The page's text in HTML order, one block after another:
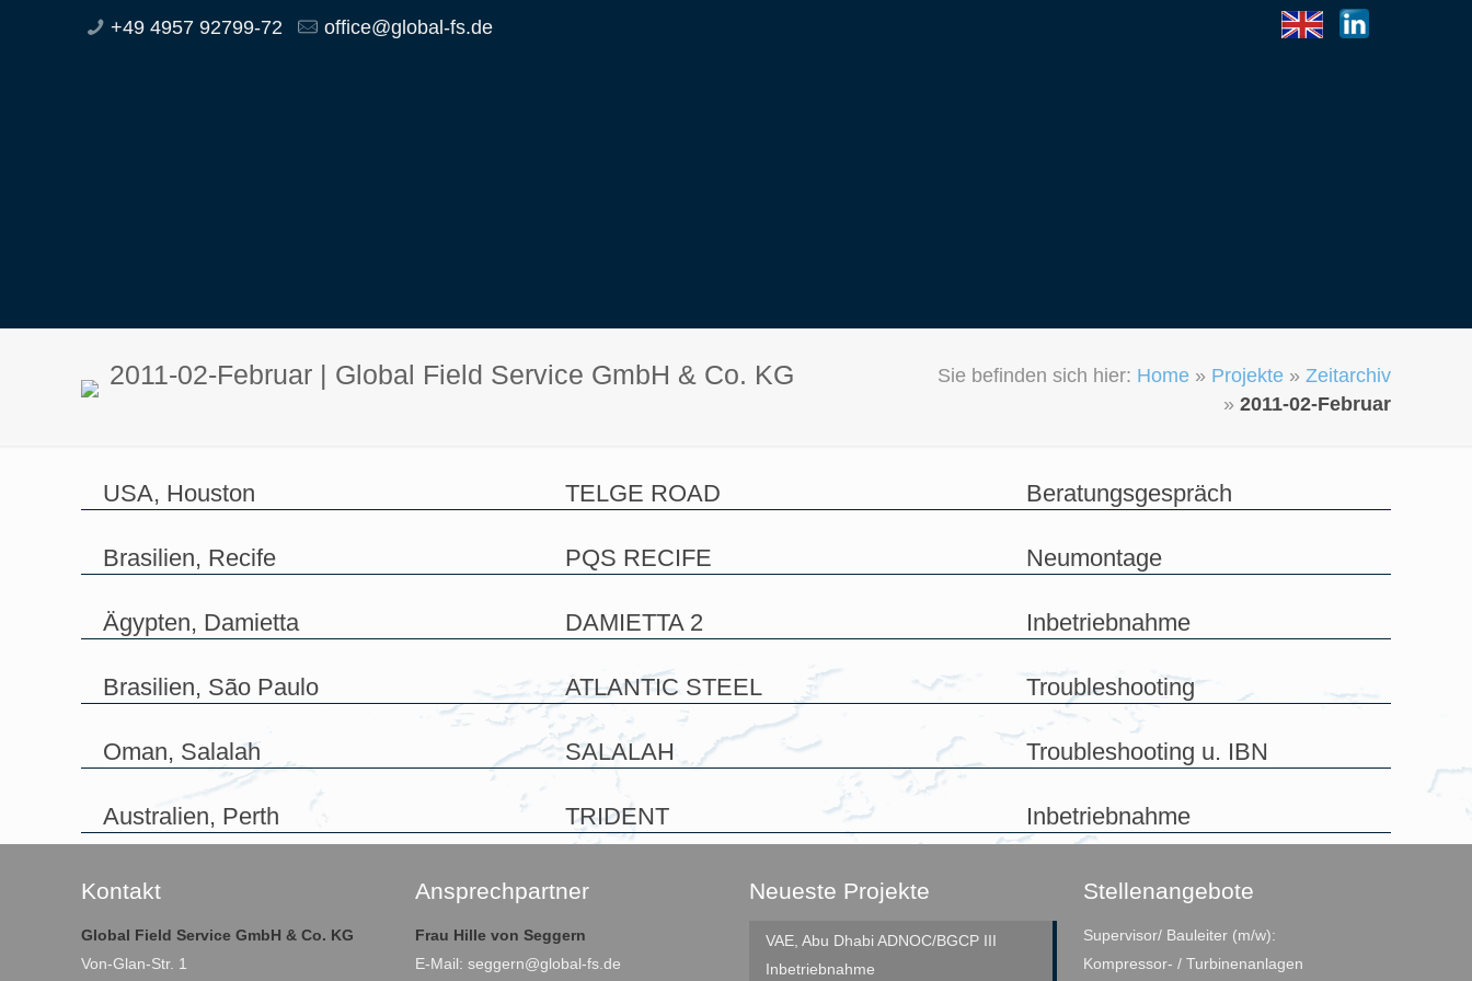
+49 4957 92799-72 office@global-fs.de
2011-02-Februar | Global Field Service GmbH & Co. KG Sie befinden sich hier: Home» Projekte» Zeitarchiv
» 2011-02-Februar
USA, Houston TELGE ROAD Beratungsgespräch
Brasilien, Recife PQS RECIFE Neumontage
Ägypten, Damietta DAMIETTA 2 Inbetriebnahme
Brasilien, São Paulo ATLANTIC STEEL Troubleshooting
Oman, Salalah SALALAH Troubleshooting u. IBN
Australien, Perth TRIDENT Inbetriebnahme
Kontakt
Global Field Service GmbH & Co. KG
Von-Glan-Str. 1
Ansprechpartner
Frau Hille von Seggern
E-Mail:seggern@global-fs.de
Neueste Projekte
VAE, Abu Dhabi ADNOC/BGCP III
Inbetriebnahme
Stellenangebote
Supervisor/ Bauleiter (m/w):
Kompressor- / Turbinenanlagen